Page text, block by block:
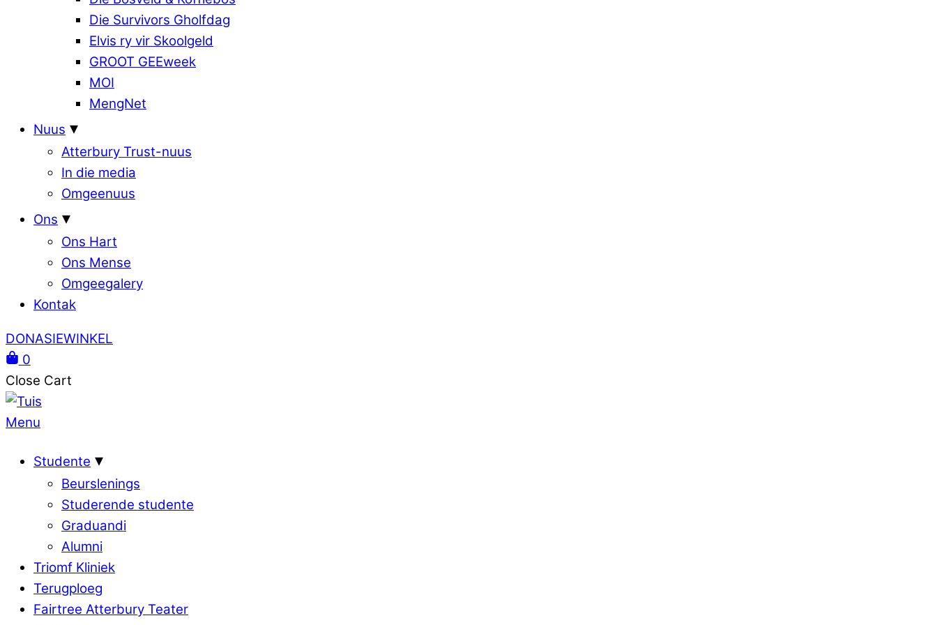
Die Survivors Gholfdag
Elvis ry vir Skoolgeld
GROOT GEEweek
MOI
MengNet
Nuus
Atterbury Trust-nuus
In die media
Omgeenuus
Ons
Ons Hart
Ons Mense
Omgeegalery
Kontak
DONASIEWINKEL
0
Close Cart
Menu
Studente
Beurslenings
Studerende studente
Graduandi
Alumni
Triomf Kliniek
Terugploeg
Fairtree Atterbury Teater